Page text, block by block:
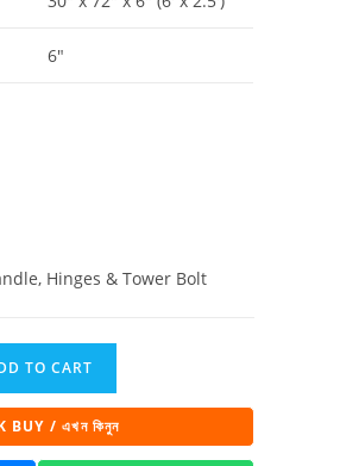
6″
Hinges & Tower Bolt
TO CART
BUY / এখন কিনুন